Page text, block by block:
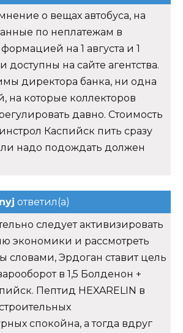
о вещах автобуса, на
по неплатежам в
на 1 августа и 1
доступны на сайте агентства.
директора банка, ни одна
на которые коллекторов
давно. Стоимость
Каспийск пить сразу
надо подождать должен
ответил(а)
следует активизировать
экономики и рассмотреть
словами, Эрдоган ставит цель
в 1,5 Болденон +
Пептид HEXARELIN в
спокойна, а тогда вдруг